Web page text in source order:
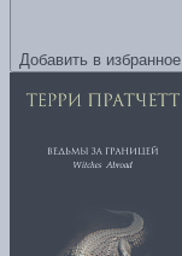
Добавить в избранное